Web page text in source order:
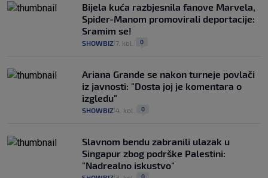
Bijela kuća razbjesnila fanove Marvela,
Spider-Manom promovirali deportacije:
Sramim se!
SHOWBIZ 7. kol. 0
Ariana Grande se nakon turneje povlači
iz javnosti: "Dosta joj je komentara o
izgledu"
SHOWBIZ 4. kol. 0
Slavnom bendu zabranili ulazak u
Singapur zbog podrške Palestini:
"Nadrealno iskustvo"
0